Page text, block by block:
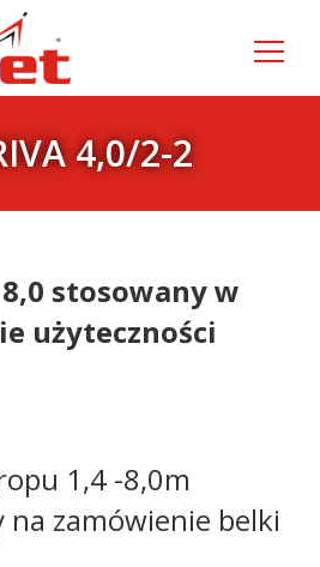
4,0/2-2
stosowany w
użyteczności
1,4 -8,0m
zamówienie belki